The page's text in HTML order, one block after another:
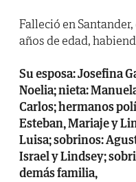
Falleció en
años de edad,
Su esposa: Josefina
Noelia; nieta:
Carlos; hermanos
Esteban, Mariaje y
Luisa; sobrinos:
Israel y Lindsey;
demás familia,